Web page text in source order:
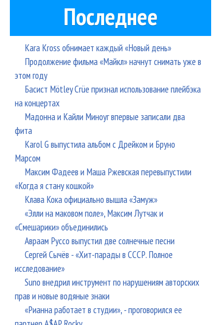
Последнее
Kara Kross обнимает каждый «Новый день»
Продолжение фильма «Майкл» начнут снимать уже в
этом году
Басист Mötley Crüe признал использование плейбэка
на концертах
Мадонна и Кайли Миноуг впервые записали два
фита
Karol G выпустила альбом с Дрейком и Бруно
Марсом
Максим Фадеев и Маша Ржевская перевыпустили
«Когда я стану кошкой»
Клава Кока официально вышла «Замуж»
«Элли на маковом поле», Максим Лутчак и
«Смешарики» объединились
Авраам Руссо выпустил две солнечные песни
Сергей Сычёв - «Хит-парады в СССР. Полное
исследование»
Suno внедрил инструмент по нарушениям авторских
прав и новые водяные знаки
«Рианна работает в студии», - проговорился ее